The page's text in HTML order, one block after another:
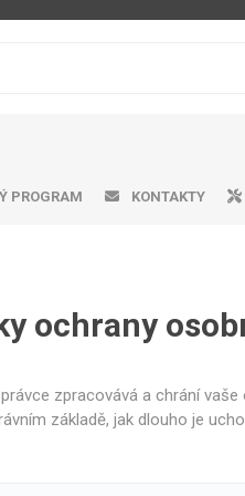
Značková káva
Pákové kávovary
Pěniče mléka
Výrobník mléčné pěny
Čistící prostředky
Dárkové předměty
PROGRAM KONTAKTY
ochrany
zpracovává a chrání
základě, jak dlouho je